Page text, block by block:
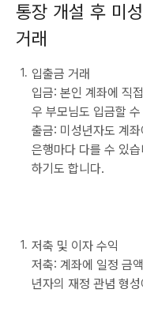
통장 개설 후 미
거래
입출금 거래
입금: 본인 계좌에 직
우 부모님도 입금할
출금: 미성년자도 계
은행마다 다를 수 있
하기도 합니다.
저축 및 이자 수익
저축: 계좌에 일정 금
년자의 재정 관념 형